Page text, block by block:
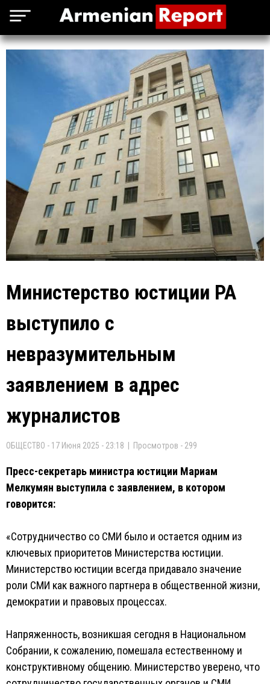
Министерство юстиции РА
выступило с
невразумительным
заявлением в адрес
журналистов
ОБЩЕСТВО - 17 Июня 2025 - 23:18 | Просмотров - 299
Пресс-секретарь министра юстиции Мариам
Мелкумян выступила с заявлением, в котором
говорится:
«Сотрудничество со СМИ было и остается одним из
ключевых приоритетов Министерства юстиции.
Министерство юстиции всегда придавало значение
роли СМИ как важного партнера в общественной жизни,
демократии и правовых процессах.
Напряженность, возникшая сегодня в Национальном
Собрании, к сожалению, помешала естественному и
конструктивному общению. Министерство уверено, что